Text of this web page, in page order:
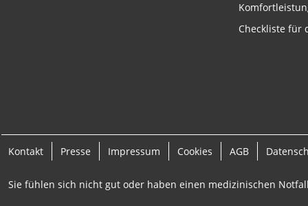
Checkliste für
Kontakt Presse Impressum Cookies AGB
Sie fühlen sich nicht gut oder haben einen medizinischen